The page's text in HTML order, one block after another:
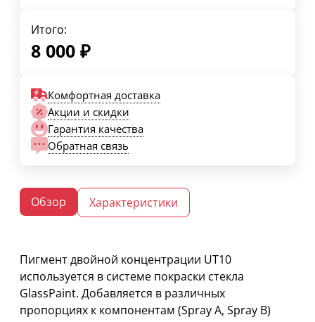
Итого:
8 000 ₽
Комфортная доставка
Акции и скидки
Гарантия качества
Обратная связь
Обзор Характеристики
Пигмент двойной концентрации UT10
используется в системе покраски стекла
GlassPaint. Добавляется в различных
пропорциях к компонентам (Spray A, Spray B)